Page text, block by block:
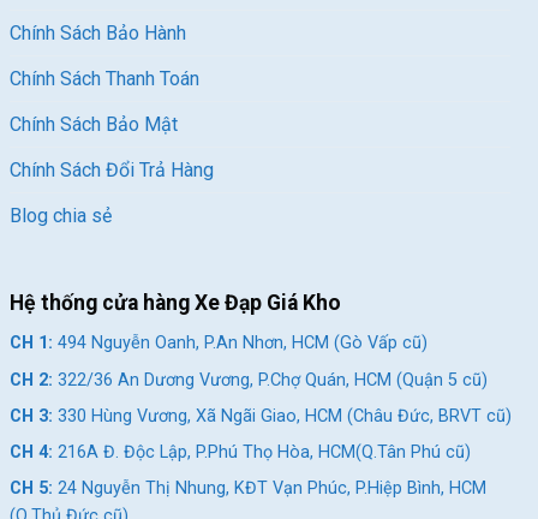
Chính Sách Bảo Hành
Chính Sách Thanh Toán
Chính Sách Bảo Mật
Chính Sách Đổi Trả Hàng
Blog chia sẻ
Hệ thống cửa hàng Xe Đạp Giá Kho
CH 1: 494 Nguyễn Oanh, P.An Nhơn, HCM (Gò Vấp cũ)
CH 2: 322/36 An Dương Vương, P.Chợ Quán, HCM (Quận 5 cũ)
CH 3: 330 Hùng Vương, Xã Ngãi Giao, HCM (Châu Đức, BRVT cũ)
CH 4: 216A Đ. Độc Lập, P.Phú Thọ Hòa, HCM(Q.Tân Phú cũ)
CH 5: 24 Nguyễn Thị Nhung, KĐT Vạn Phúc, P.Hiệp Bình, HCM